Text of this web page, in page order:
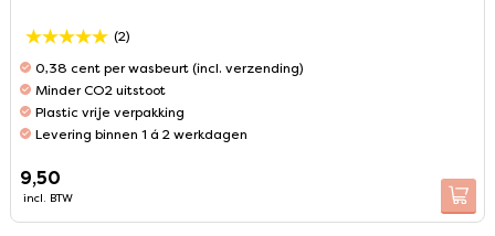
(2)
0,38 cent per wasbeurt (incl. verzending)
Minder CO2 uitstoot
Plastic vrije verpakking
Levering binnen 1 á 2 werkdagen
9,50
incl. BTW